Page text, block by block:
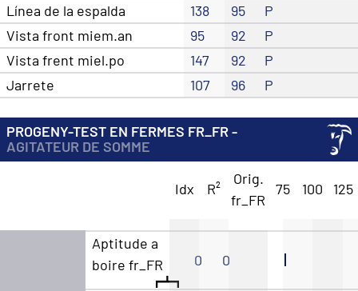
Línea de la espalda
138 95
P
Vista front miem.an
95 92
P
Vista frent miel.po
147 92
P
Jarrete
107 96 P
PROGENY-TEST EN FERMES FR_FR -
AGITATEUR DE SOMME
Idx R²
Orig.
fr_FR
75 100 125
Aptitude a
boire fr_FR
0 0